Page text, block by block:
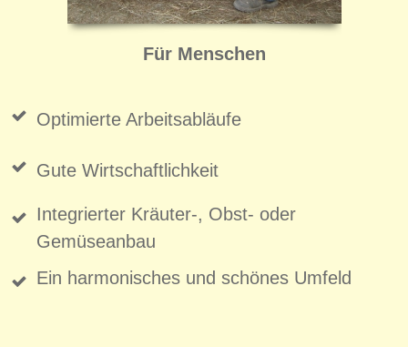
Für Menschen
Optimierte Arbeitsabläufe
Gute Wirtschaftlichkeit
Integrierter Kräuter-, Obst- oder
Gemüseanbau
Ein harmonisches und schönes Umfeld